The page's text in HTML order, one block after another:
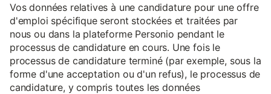
Vos données relatives à une candidature pour une offre
d'emploi spécifique seront stockées et traitées par
nous ou dans la plateforme Personio pendant le
processus de candidature en cours. Une fois le
processus de candidature terminé (par exemple, sous la
forme d'une acceptation ou d'un refus), le processus de
candidature, y compris toutes les données